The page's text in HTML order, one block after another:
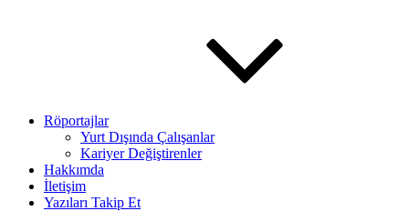
Röportajlar
Yurt Dışında Çalışanlar
Kariyer Değiştirenler
Hakkımda
İletişim
Yazıları Takip Et